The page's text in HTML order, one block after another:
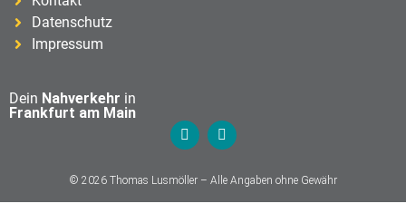
Datenschutz
Impressum
Dein Nahverkehr in
Frankfurt am Main
© 2026 Thomas Lusmöller – Alle Angaben ohne Gewähr